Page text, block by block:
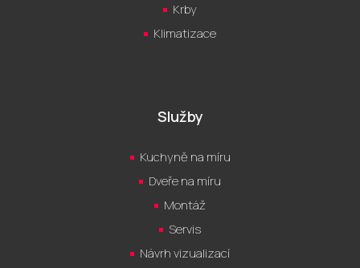
Krby
Klimatizace
Služby
Kuchyně na míru
Dveře na míru
Montáž
Servis
Návrh vizualizací